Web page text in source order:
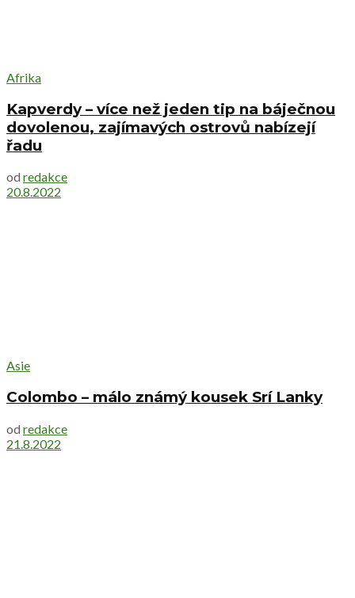
Afrika
Kapverdy – více než jeden tip na báječnou
dovolenou, zajímavých ostrovů nabízejí
řadu
od redakce
20.8.2022
Asie
Colombo – málo známý kousek Srí Lanky
od redakce
21.8.2022